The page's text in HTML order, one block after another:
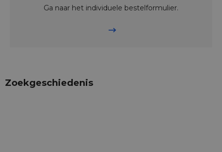
Ga naar het individuele bestelformulier.
Zoekgeschiedenis